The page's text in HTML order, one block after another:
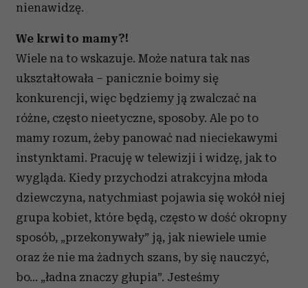
nienawidzę.
We krwi to mamy?!
Wiele na to wskazuje. Może natura tak nas
ukształtowała – panicznie boimy się
konkurencji, więc będziemy ją zwalczać na
różne, często nieetyczne, sposoby. Ale po to
mamy rozum, żeby panować nad nieciekawymi
instynktami. Pracuję w telewizji i widzę, jak to
wygląda. Kiedy przychodzi atrakcyjna młoda
dziewczyna, natychmiast pojawia się wokół niej
grupa kobiet, które będą, często w dość okropny
sposób, „przekonywały” ją, jak niewiele umie
oraz że nie ma żadnych szans, by się nauczyć,
bo… „ładna znaczy głupia”. Jesteśmy